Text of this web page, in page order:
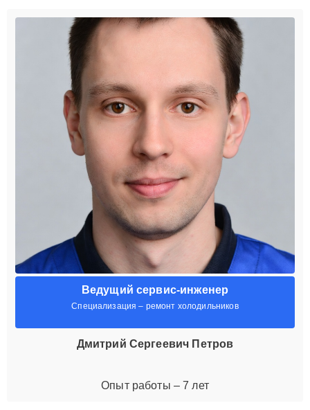
Ведущий сервис-инженер
Специализация – ремонт холодильников
Дмитрий Сергеевич Петров
Опыт работы – 7 лет